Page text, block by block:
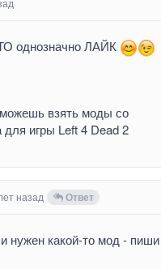
однозначно ЛАЙК
взять моды со
игры Left 4 Dead 2
назад Ответ
нужен какой-то мод -